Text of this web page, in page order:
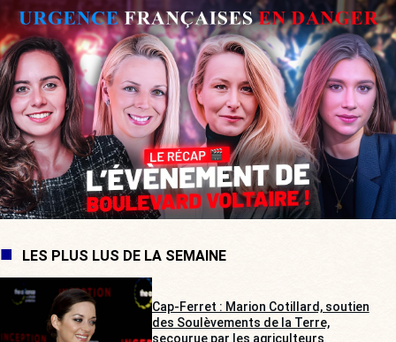
LES PLUS LUS DE LA SEMAINE
Cap-Ferret : Marion Cotillard, soutien
des Soulèvements de la Terre,
secourue par les agriculteurs